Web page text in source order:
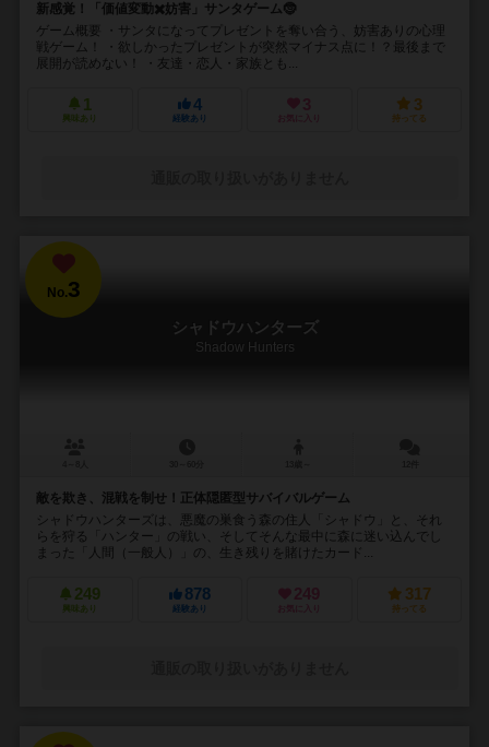
新感覚！「価値変動✖️妨害」サンタゲーム🤶
ゲーム概要 ・サンタになってプレゼントを奪い合う、妨害ありの心理
戦ゲーム！ ・欲しかったプレゼントが突然マイナス点に！？最後まで
展開が読めない！ ・友達・恋人・家族とも...
1
興味あり
4
経験あり
3
お気に入り
3
持ってる
No.3
シャドウハンターズ
Shadow Hunters
敵を欺き、混戦を制せ！正体隠匿型サバイバルゲーム
シャドウハンターズは、悪魔の巣食う森の住人「シャドウ」と、それ
らを狩る「ハンター」の戦い、そしてそんな最中に森に迷い込んでし
まった「人間（一般人）」の、生き残りを賭けたカード...
249
興味あり
878
経験あり
249
お気に入り
317
持ってる